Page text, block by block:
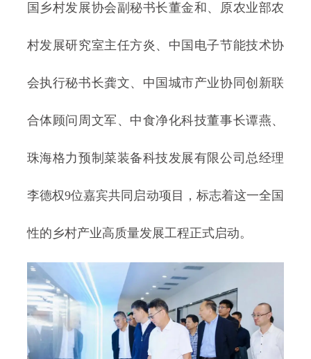
国乡村发展协会副秘书长董金和、原农业部农
村发展研究室主任方炎、中国电子节能技术协
会执行秘书长龚文、中国城市产业协同创新联
合体顾问周文军、中食净化科技董事长谭燕、
珠海格力预制菜装备科技发展有限公司总经理
李德权9位嘉宾共同启动项目，标志着这一全国
性的乡村产业高质量发展工程正式启动。